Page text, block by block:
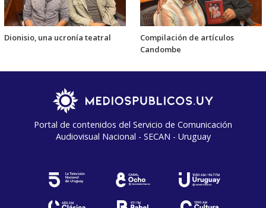
Dionisio, una ucronía teatral
Compilación de artículos
Candombe
Portal de contenidos del Servicio de Comunicación
Audiovisual Nacional - SECAN - Uruguay